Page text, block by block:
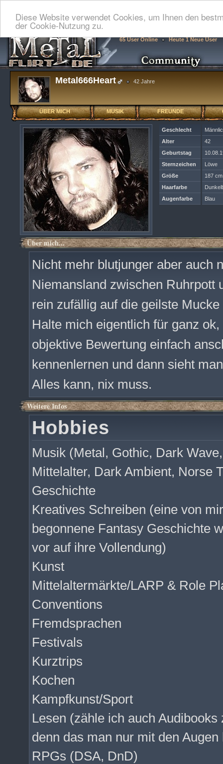
Diese Website verwendet Cookies, um Ihnen den
der Cookie-Nutzung zu.
65 User Online Heute 1 Neue User
Metal666Heart 42 Jahre
ÜBER MICH MUSIK FREUNDE
Geschlecht
Alter
42
Geburtstag
Sternzeichen
Löwe
Größe
187 cm
Haarfarbe
Augenfarbe
Blau
Über mich...
Nicht mehr blutjunger aber auch
Niemansland zwischen Ruhrpott
rein zufällig auf die geilste
Halte mich eigentlich für ganz
objektive Bewertung einfach
kennenlernen und dann sieht
Alles kann, nix muss.
Weitere Infos
Hobbies
Musik (Metal, Gothic, Dark
Mittelalter, Dark Ambient, Norse
Geschichte
Kreatives Schreiben (eine von
begonnene Fantasy Geschichte
vor auf ihre Vollendung)
Kunst
Mittelaltermärkte/LARP & Role
Conventions
Fremdsprachen
Festivals
Kurztrips
Kochen
Kampfkunst/Sport
Lesen (zähle ich auch Audibooks
denn das man nur mit den
RPGs (DSA, DnD)